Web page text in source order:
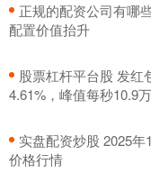
正规的配资公司有哪
配置价值抬升
股票杠杆平台股 发红
4.61%，峰值每秒10.9
实盘配资炒股 2025
价格行情